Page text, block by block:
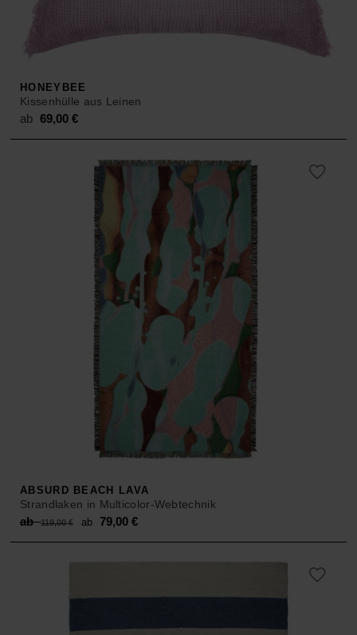
HONEYBEE
Kissenhülle aus Leinen
ab69,00€
ABSURD BEACH LAVA
Strandlaken in Multicolor-Webtechnik
ab119,00€
Original
price
ab 79,00 €Current
price